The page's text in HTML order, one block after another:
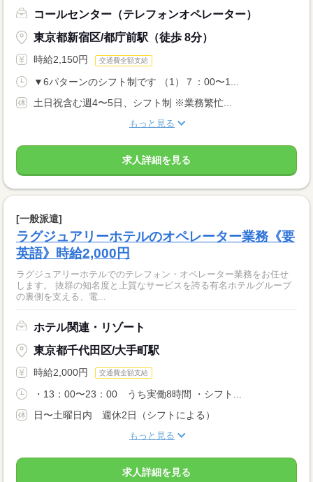
コールセンター（テレフォンオペレーター）
東京都新宿区/都庁前駅（徒歩 8分）
時給2,150円 交通費全額支給
▼6パターンのシフト制です （1）７：00〜1...
土日祝含む週4〜5日、シフト制 ※業務繁忙...
もっと見る
求人詳細を見る
[一般派遣]
ラグジュアリーホテルのオペレーター業務《要
英語》時給2,000円
ラグジュアリーホテルでのテレフォン・オペレーター業務をお任せ
します。 抜群の知名度と上質なサービスを誇る有名ホテルグループ
の裏側を支える、電...
ホテル関連・リゾート
東京都千代田区/大手町駅
時給2,000円 交通費全額支給
・13：00〜23：00 うち実働8時間 ・シフト...
日〜土曜日内 週休2日（シフトによる）
もっと見る
求人詳細を見る